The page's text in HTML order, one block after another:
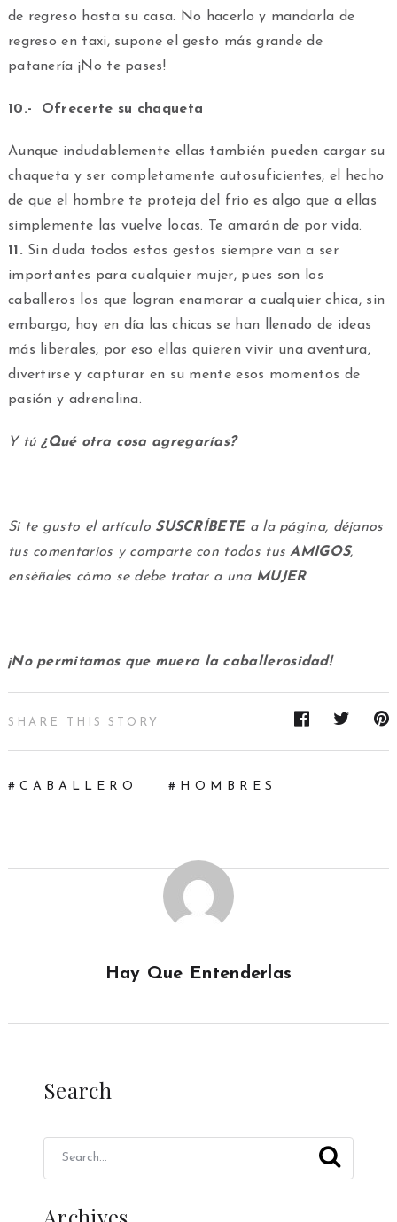
de regreso hasta su casa. No hacerlo y mandarla de
regreso en taxi, supone el gesto más grande de
patanería ¡No te pases!
10.- Ofrecerte su chaqueta
Aunque indudablemente ellas también pueden cargar su
chaqueta y ser completamente autosuficientes, el hecho
de que el hombre te proteja del frio es algo que a ellas
simplemente las vuelve locas. Te amarán de por vida.
11. Sin duda todos estos gestos siempre van a ser
importantes para cualquier mujer, pues son los
caballeros los que logran enamorar a cualquier chica, sin
embargo, hoy en día las chicas se han llenado de ideas
más liberales, por eso ellas quieren vivir una aventura,
divertirse y capturar en su mente esos momentos de
pasión y adrenalina.
Y tú¿Qué otra cosa agregarías?
Si te gusto el artículo SUSCRÍBETEa la página, déjanos
tus comentarios y comparte con todos tusAMIGOS,
enséñales cómo se debe tratar a una MUJER
¡No permitamos que muera la caballerosidad!
SHARE THIS STORY
CABALLERO HOMBRES
Hay Que Entenderlas
Search